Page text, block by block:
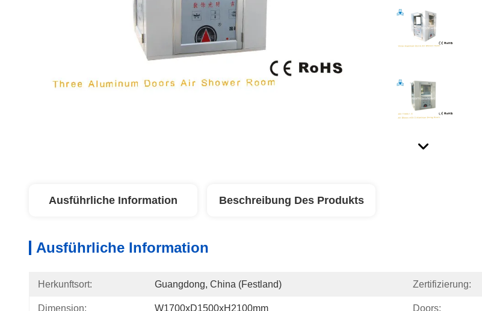
Ausführliche Information Beschreibung Des Produkts
Ausführliche Information
Herkunftsort: Guangdong, China (Festland) Zertifizierung:
Dimension: W1700xD1500xH2100mm Doors: